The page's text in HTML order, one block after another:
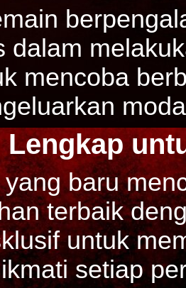
dalam
mencoba
Lengkap
yang baru
terbaik
untuk
setiap